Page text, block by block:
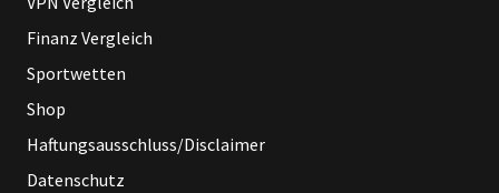
Finanz Vergleich
Sportwetten
Shop
Haftungsausschluss/Disclaimer
Datenschutz